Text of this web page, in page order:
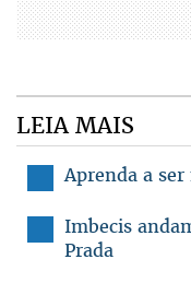
LEIA MAIS
Aprenda a
Imbecis
Prada